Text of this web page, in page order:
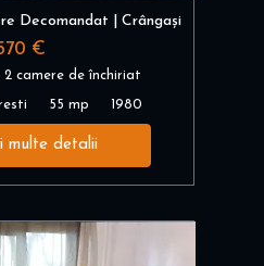
Decomandat | Crângași
€
camere de închiriat
55 mp 1980
multe detalii